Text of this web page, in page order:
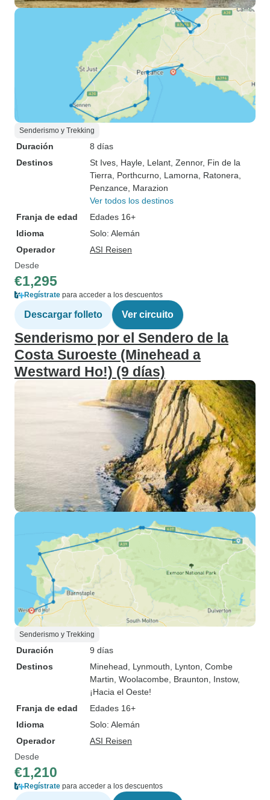
Senderismo y Trekking
Duración
8 días
Destinos
St Ives , Hayle , Lelant , Zennor, Fin de la
Tierra , Porthcurno , Lamorna , Ratonera
Penzance , Marazion
Ver todos los destinos
Franja de edad
Edades 16+
Idioma
Solo: Alemán
Operador
ASI Reisen
Desde
€1,295
Regístrate para acceder a los descuentos
Descargar folleto Ver circuito
Senderismo por el Sendero de la
Costa Suroeste (Minehead a
Westward Ho!) (9 días)
Senderismo y Trekking
Duración
9 días
Destinos
Minehead , Lynmouth , Lynton , Combe
Martin , Woolacombe , Braunton , Instow,
¡Hacia el Oeste!
Franja de edad
Edades 16+
Idioma
Solo: Alemán
Operador
ASI Reisen
Desde
€1,210
Regístrate para acceder a los descuentos